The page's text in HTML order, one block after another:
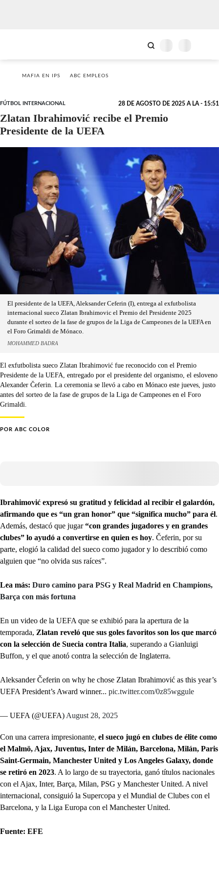
MAFIA EN IPS ABC EMPLEOS
FÚTBOL INTERNACIONAL 28 DE AGOSTO DE 2025 A LA - 15:51
Zlatan Ibrahimović recibe el Premio
Presidente de la UEFA
El presidente de la UEFA, Aleksander Ceferin (I), entrega al exfutbolista
internacional sueco Zlatan Ibrahimovic el Premio del Presidente 2025
durante el sorteo de la fase de grupos de la Liga de Campeones de la UEFA en
el Foro Grimaldi de Mónaco.
MOHAMMED BADRA
El exfutbolista sueco Zlatan Ibrahimović fue reconocido con el Premio
Presidente de la UEFA, entregado por el presidente del organismo, el esloveno
Alexander Čeferin. La ceremonia se llevó a cabo en Mónaco este jueves, justo
antes del sorteo de la fase de grupos de la Liga de Campeones en el Foro
Grimaldi.
POR ABC COLOR
Ibrahimović expresó su gratitud y felicidad al recibir el galardón,
afirmando que es “un gran honor” que “significa mucho” para él.
Además, destacó que jugar“con grandes jugadores y en grandes
clubes” lo ayudó a convertirse en quien es hoy. Čeferin, por su
parte, elogió la calidad del sueco como jugador y lo describió como
alguien que “no olvida sus raíces”.
Lea más: Duro camino para PSG y Real Madrid en Champions,
Barça con más fortuna
En un video de la UEFA que se exhibió para la apertura de la
temporada, Zlatan reveló que sus goles favoritos son los que marcó
con la selección de Suecia contra Italia, superando a Gianluigi
Buffon, y el que anotó contra la selección de Inglaterra.
Aleksander Čeferin on why he chose Zlatan Ibrahimović as this year’s
UEFA President’s Award winner... pic.twitter.com/0z85wggule
— UEFA (@UEFA) August 28, 2025
Con una carrera impresionante, el sueco jugó en clubes de élite como
el Malmö, Ajax, Juventus, Inter de Milán, Barcelona, Milán, Paris
Saint-Germain, Manchester United y Los Angeles Galaxy, donde
se retiró en 2023. A lo largo de su trayectoria, ganó títulos nacionales
con el Ajax, Inter, Barça, Milan, PSG y Manchester United. A nivel
internacional, consiguió la Supercopa y el Mundial de Clubes con el
Barcelona, y la Liga Europa con el Manchester United.
Fuente: EFE